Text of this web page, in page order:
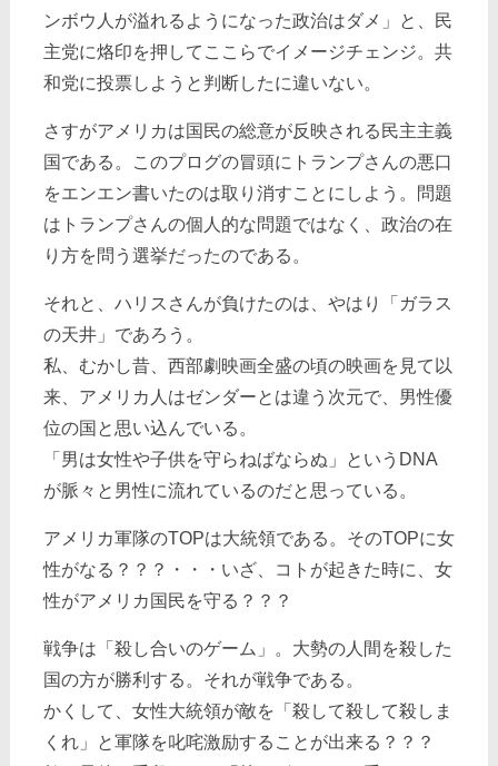
ンボウ人が溢れるようになった政治はダメ」と、民
主党に烙印を押してここらでイメージチェンジ。共
和党に投票しようと判断したに違いない。
さすがアメリカは国民の総意が反映される民主主義
国である。このプログの冒頭にトランプさんの悪口
をエンエン書いたのは取り消すことにしよう。問題
はトランプさんの個人的な問題ではなく、政治の在
り方を問う選挙だったのである。
それと、ハリスさんが負けたのは、やはり「ガラス
の天井」であろう。
私、むかし昔、西部劇映画全盛の頃の映画を見て以
来、アメリカ人はゼンダーとは違う次元で、男性優
位の国と思い込んでいる。
「男は女性や子供を守らねばならぬ」というDNA
が脈々と男性に流れているのだと思っている。
アメリカ軍隊のTOPは大統領である。そのTOPに女
性がなる？？？・・・いざ、コトが起きた時に、女
性がアメリカ国民を守る？？？
戦争は「殺し合いのゲーム」。大勢の人間を殺した
国の方が勝利する。それが戦争である。
かくして、女性大統領が敵を「殺して殺して殺しま
くれ」と軍隊を叱咤激励することが出来る？？？